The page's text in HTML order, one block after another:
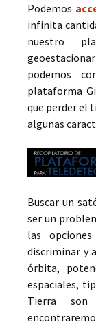
Podemos
infinita
nuestro
podemos
plataforma
que perder el
algunas
Buscar un
ser un
las
discriminar y
órbita,
espaciales,
Tierra